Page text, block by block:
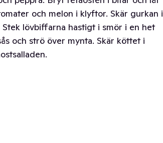
och melon i klyftor. Skär gurkan i
lövbiffarna hastigt i smör i en het
och strö över mynta. Skär köttet i